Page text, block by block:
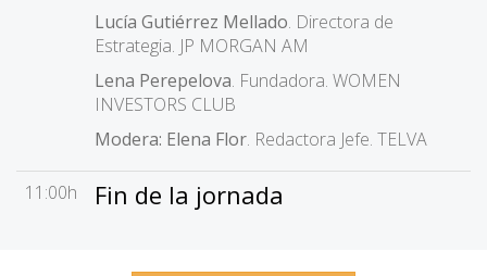
Lucía Gutiérrez Mellado. Directora de
Estrategia. JP MORGAN AM
Lena Perepelova. Fundadora. WOMEN
INVESTORS CLUB
Modera: Elena Flor. Redactora Jefe. TELVA
11:00h Fin de la jornada